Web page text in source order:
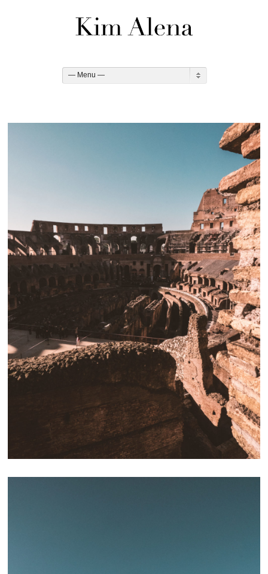
— Menu —